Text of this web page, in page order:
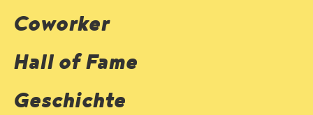
Coworker
Hall of Fame
Geschichte